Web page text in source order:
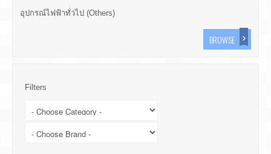
อุปกรณ์ไฟฟ้าทั่วไป (Others)
BROWSE
Filters